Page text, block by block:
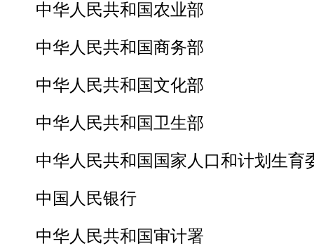
中华人民共和国农业部
中华人民共和国商务部
中华人民共和国文化部
中华人民共和国卫生部
中华人民共和国国家人口和计划生育
中国人民银行
中华人民共和国审计署